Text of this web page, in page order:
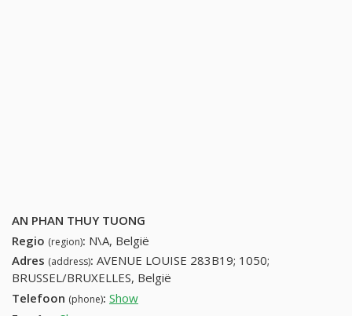
AN PHAN THUY TUONG
Regio (region): N\A, België
Adres (address): AVENUE LOUISE 283B19; 1050;
BRUSSEL/BRUXELLES, België
Telefoon (phone): Show